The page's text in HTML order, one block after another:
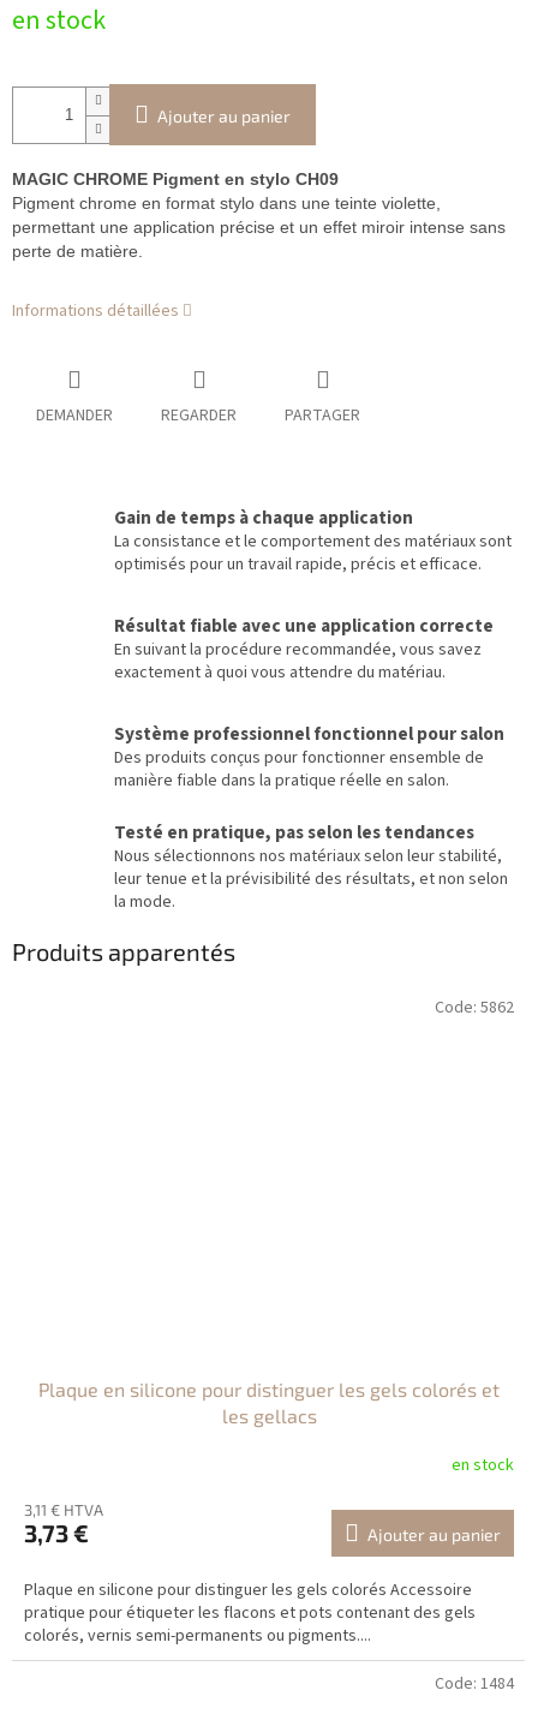
de
en stock
Ajouter au panier
MAGIC CHROME Pigment en stylo CH09
Pigment chrome en format stylo dans une teinte violette,
permettant une application précise et un effet miroir intense sans
perte de matière.
Informations détaillées
DEMANDER REGARDER PARTAGER
Gain de temps à chaque application
La consistance et le comportement des matériaux sont
optimisés pour un travail rapide, précis et efficace.
Résultat fiable avec une application correcte
En suivant la procédure recommandée, vous savez
exactement à quoi vous attendre du matériau.
Système professionnel fonctionnel pour salon
Des produits conçus pour fonctionner ensemble de
manière fiable dans la pratique réelle en salon.
Testé en pratique, pas selon les tendances
Nous sélectionnons nos matériaux selon leur stabilité,
leur tenue et la prévisibilité des résultats, et non selon
la mode.
Produits apparentés
Plaque en silicone pour distinguer les gels colorés et
les gellacs
en stock
3,11 € HTVA
3,73 € Ajouter au panier
Plaque en silicone pour distinguer les gels colorés Accessoire
pratique pour étiqueter les flacons et pots contenant des gels
colorés, vernis semi-permanents ou pigments....
Code: 5862
Code: 1484